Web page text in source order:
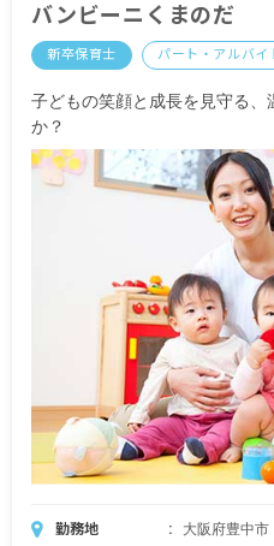
バンビーニくまのだ
新卒保育士 パート・アルバイ
子どもの笑顔と成長を見守る
か？
勤務地 大阪府豊中市